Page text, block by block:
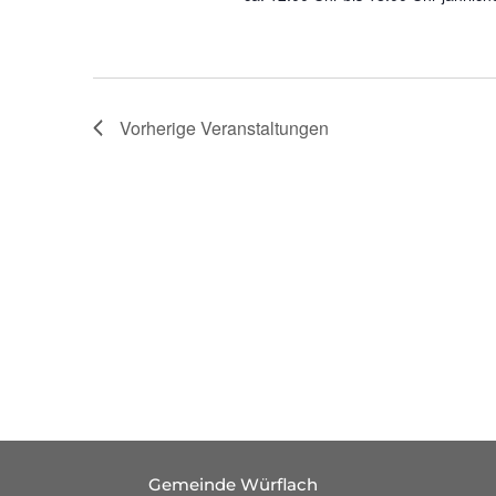
VorherigeVeranstaltungen
Gemeinde Würflach